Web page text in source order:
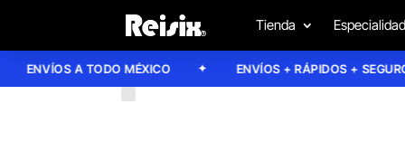
Tienda
ENVÍOS A TODO MÉXICO ENVÍOS + RÁPIDOS + SEGUROS